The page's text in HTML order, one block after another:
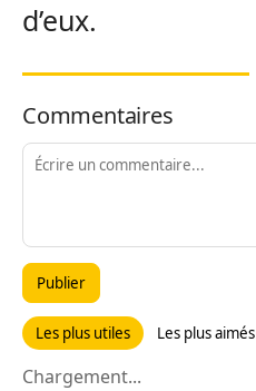
d’eux.
Commentaires
Publier
Les plus utiles Les plus aimés
Chargement...